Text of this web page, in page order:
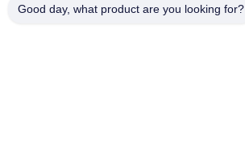
Good day, what product are you looking for?